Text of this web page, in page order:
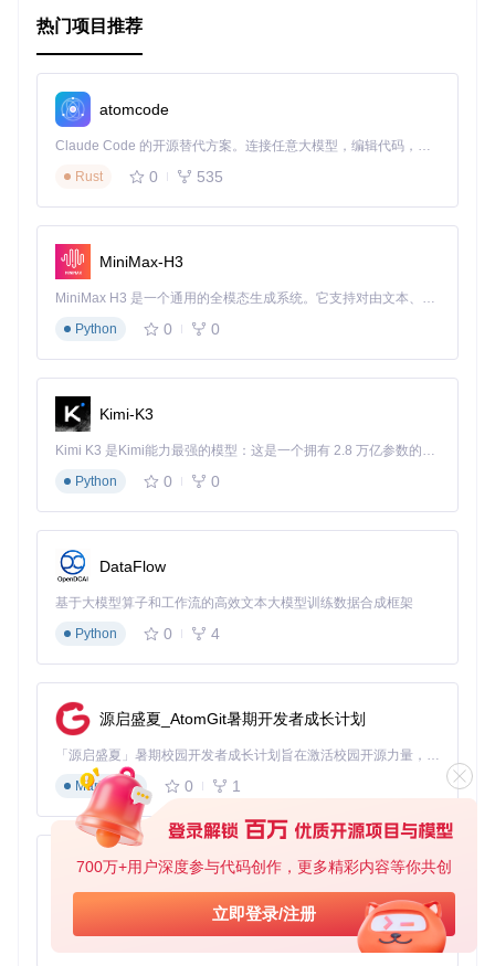
700万+用户深度参与代码创作，更多精彩内容等你共创
立即登录/注册
热门项目推荐
atomcode
Claude Code 的开源替代方案。连接任意大模型，编辑代码，运行命令，自动验证 — 全自动执行。用 Rust 构建，极致性能。 ｜ An open-source alternative to Claude Code. Connect any LLM, edit code, run commands, and verify changes — autonomously. Built in Rust for speed. Get Started
Rust
0 535
MiniMax-H3
MiniMax H3 是一个通用的全模态生成系统。它支持对由文本、图像、视频和音频组成的多模态上下文进行统一理解，并能生成分辨率高达 2K、时长可达 15 秒的带原生立体声音频的视频。得益于面向任务泛化的系统设计，H3 在预训练阶段就已具备广泛的多模态上下文理解与生成能力，能够出色地执行复杂的多模态指令。
Python
0 0
Kimi-K3
Kimi K3 是Kimi能力最强的模型：这是一个拥有 2.8 万亿参数的混合专家（MoE）模型，具备原生视觉理解能力，并支持 100 万 token 的上下文窗口。
Python
0 0
DataFlow
基于大模型算子和工作流的高效文本大模型训练数据合成框架
Python
0 4
源启盛夏_AtomGit暑期开发者成长计划
「源启盛夏」暑期校园开发者成长计划旨在激活校园开源力量，通过积分激励、认证扶持、资源倾斜等形式，引导高校组织和开发者完成「入驻 — 建项目 — 做贡献 — 获认证 — 得资源」的完整闭环。无论你是想带领社团入驻平台的组织者，还是希望用代码贡献证明自己的开发者，都能在这里找到属于你的成长路径。
Markdown
0 1
py-xiaozhi
基于Python的Xiaozhi AI，适用于想要完整Xiaozhi体验而无需拥有专用硬件的用户。
Python
0 1